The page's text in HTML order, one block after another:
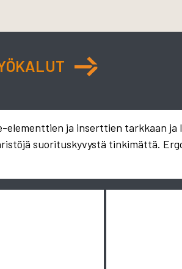
ja inserttien tarkkaan ja
suorituskyvystä tinkimättä.